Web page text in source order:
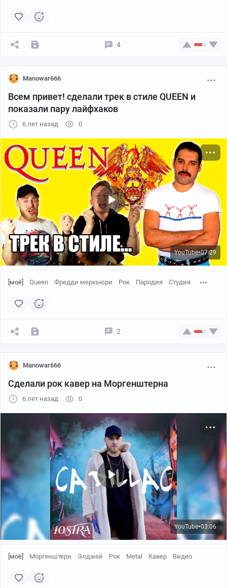
4
Manowar666
Всем привет! сделали трек в стиле QUEEN и
показали пару лайфхаков
6 лет назад 0
YouTube●07:29
[моё] Queen Фредди меркьюри Рок Пародия Студия
2
Manowar666
Сделали рок кавер на Моргенштерна
6 лет назад 0
YouTube●03:06
[моё] Моргенштерн Элджей Рок Metal Кавер Видео